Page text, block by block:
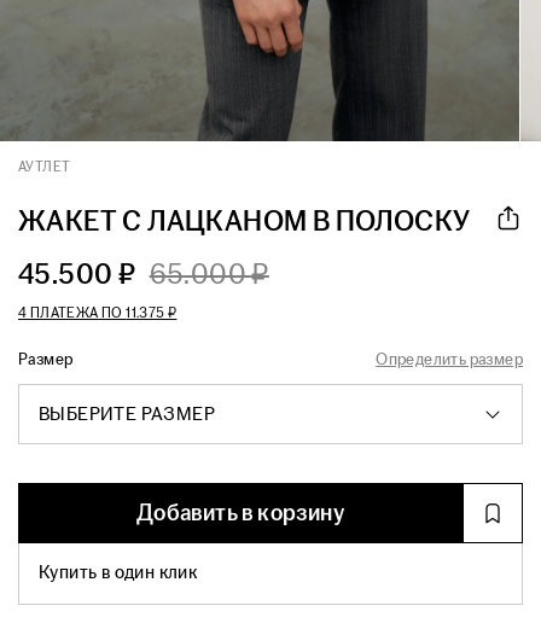
АУТЛЕТ
ЖАКЕТ С ЛАЦКАНОМ В ПОЛОСКУ
45.500 ₽ 65.000 ₽
4 ПЛАТЕЖА ПО11.375 ₽
Размер Определить размер
ВЫБЕРИТЕ РАЗМЕР
Добавить в корзину
Купить в один клик